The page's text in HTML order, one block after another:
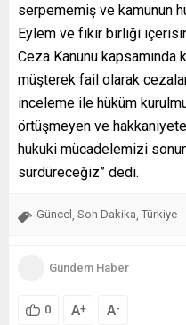
serpememiş ve kamunun
Eylem ve fikir birliği
Ceza Kanunu kapsamında
müşterek fail olarak
inceleme ile hüküm
örtüşmeyen ve hakkaniyete
hukuki mücadelemizi
sürdüreceğiz” dedi.
Güncel Son Dakika Türkiye
Gündem Haber
0 A+ A-